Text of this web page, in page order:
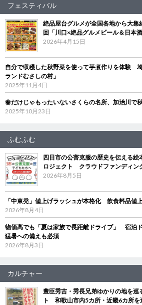
フェスティバル
絶品屋台グルメが全国各地から大
回「川口×絶品グルメビール＆日本
2026年4月15日
自分で収穫した秋野菜を使って芋煮作りを体験
ランドむさしの村」
2025年11月4日
春だけじゃもったいないさくらの名所、加治川で
2025年10月23日
ふむふむ
四日市の公害克服の歴史を伝える
ロジェクト クラウドファンディン
2026年8月5日
「中東発」値上げラッシュが本格化 飲食料品値
2026年8月4日
物価高でも「夏は家族で長距離ドライブ」 宿泊
猛暑への備えも必須
2026年8月3日
カルチャー
豊臣秀吉・秀長兄弟ゆかりの地を巡
ト 和歌山市内5カ所・近畿6カ所を